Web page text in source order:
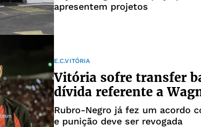
apresentem projetos
E.C.VITÓRIA
Vitória sofre transfer
dívida referente a
Rubro-Negro já fez um acordo
e punição deve ser revogada